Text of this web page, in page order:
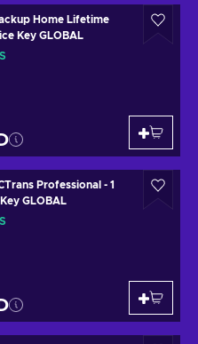
Home Lifetime
Key GLOBAL
Professional - 1
GLOBAL